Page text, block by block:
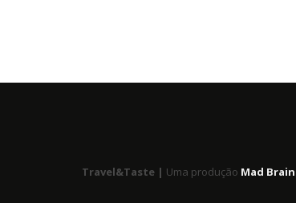
Travel&Taste | Uma produção Mad Brain